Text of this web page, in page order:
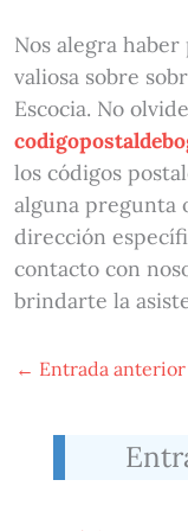
Nos alegra
valiosa sobre
Escocia. No
los códigos
alguna pregunta
dirección
contacto con
brindarte la
← Entrada anterior